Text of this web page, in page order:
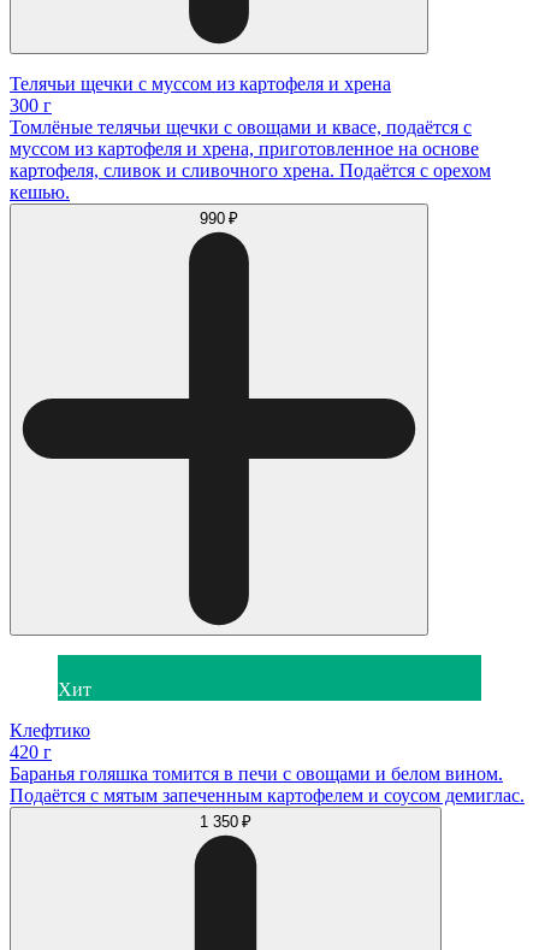
Телячьи щечки с муссом из картофеля и хрена
300 г
Томлёные телячьи щечки с овощами и квасе, подаётся с
муссом из картофеля и хрена, приготовленное на основе
картофеля, сливок и сливочного хрена. Подаётся с орехом
кешью.
990 ₽
Хит
Клефтико
420 г
Баранья голяшка томится в печи с овощами и белом вином.
Подаётся с мятым запеченным картофелем и соусом демиглас.
1 350 ₽